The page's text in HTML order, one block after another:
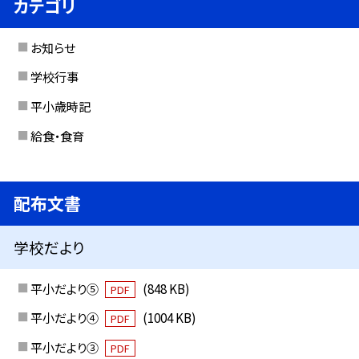
カテゴリ
お知らせ
学校行事
平小歳時記
給食・食育
配布文書
学校だより
平小だより⑤ PDF
(848 KB)
平小だより④
PDF
(1004 KB)
平小だより③
PDF